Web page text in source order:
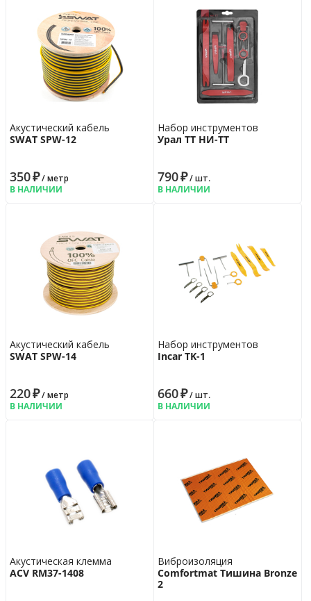
Акустический кабель
SWAT SPW-12
350₽/ метр
В НАЛИЧИИ
Набор инструментов
Урал ТТ НИ-ТТ
790₽/ шт.
В НАЛИЧИИ
Акустический кабель
SWAT SPW-14
220₽/ метр
В НАЛИЧИИ
Набор инструментов
Incar TK-1
660₽/ шт.
В НАЛИЧИИ
Акустическая клемма
ACV RM37-1408
Виброизоляция
Comfortmat Тишина Bronze
2